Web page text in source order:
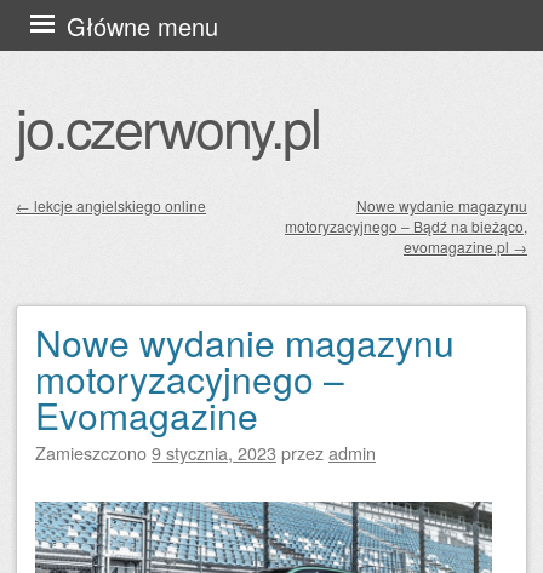
jo.czerwony.pl
Główne menu
Przejdź
do
← lekcje angielskiego online
Nowe wydanie magazynu
motoryzacyjnego – Bądź na bieżąco,
evomagazine.pl →
Nowe wydanie magazynu
motoryzacyjnego –
Evomagazine
Zamieszczono9 stycznia, 2023 przezadmin